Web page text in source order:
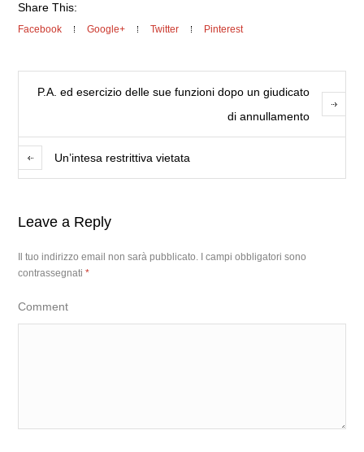
Share This:
Facebook Google+ Twitter Pinterest
P.A. ed esercizio delle sue funzioni dopo un giudicato
di annullamento
Un’intesa restrittiva vietata
Leave a Reply
Il tuo indirizzo email non sarà pubblicato.
I campi obbligatori sono
contrassegnati*
Comment